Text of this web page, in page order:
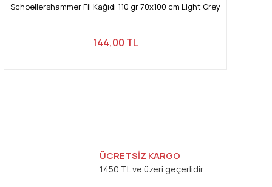
Schoellershammer Fil Kağıdı 110 gr 70x100 cm Light Grey
144,00 TL
ÜCRETSİZ KARGO
1450 TL ve üzeri geçerlidir